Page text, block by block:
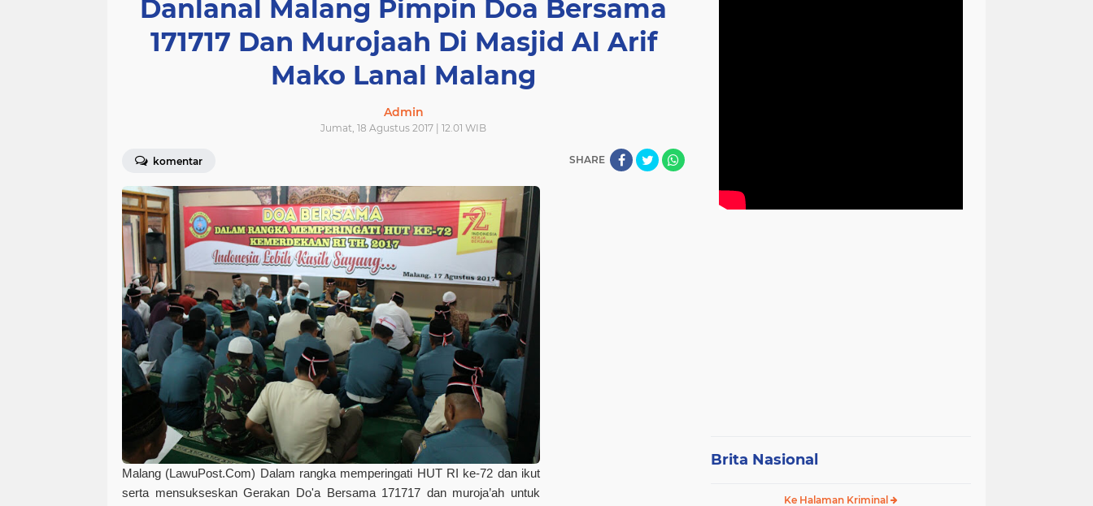
Danlanal Malang Pimpin Doa Bersama
171717 Dan Murojaah Di Masjid Al Arif
Mako Lanal Malang
Admin
Jumat, 18 Agustus 2017 | 12.01 WIB
komentar SHARE
Malang (LawuPost.Com) Dalam rangka memperingati HUT RI ke-72 dan ikut
serta mensukseskan Gerakan Do'a Bersama 171717 dan muroja’ah untuk
Brita Nasional
Ke Halaman Kriminal